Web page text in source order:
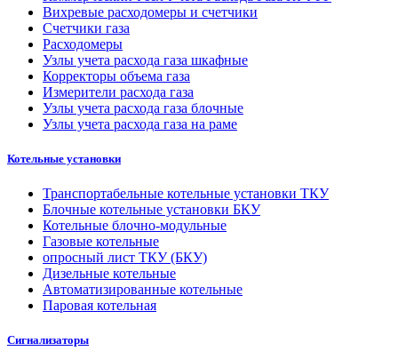
Вихревые расходомеры и счетчики
Счетчики газа
Расходомеры
Узлы учета расхода газа шкафные
Корректоры объема газа
Измерители расхода газа
Узлы учета расхода газа блочные
Узлы учета расхода газа на раме
Котельные установки
Транспортабельные котельные установки ТКУ
Блочные котельные установки БКУ
Котельные блочно-модульные
Газовые котельные
опросный лист ТКУ (БКУ)
Дизельные котельные
Автоматизированные котельные
Паровая котельная
Сигнализаторы